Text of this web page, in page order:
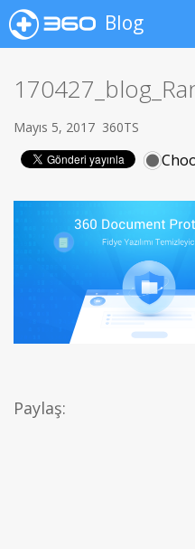
Blog
Mayıs 5, 2017 360TS
Paylaş: